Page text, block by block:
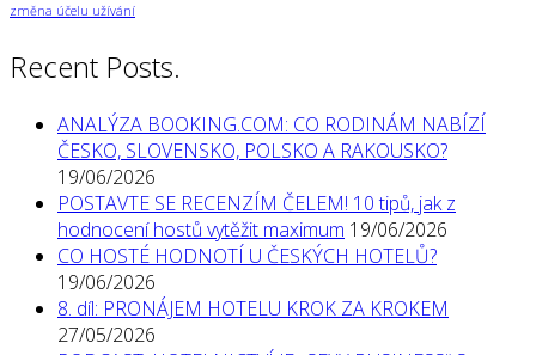
změna účelu užívání
Recent Posts.
ANALÝZA BOOKING.COM: CO RODINÁM NABÍZÍ
ČESKO, SLOVENSKO, POLSKO A RAKOUSKO?
19/06/2026
POSTAVTE SE RECENZÍM ČELEM! 10 tipů, jak z
hodnocení hostů vytěžit maximum 19/06/2026
CO HOSTÉ HODNOTÍ U ČESKÝCH HOTELŮ?
19/06/2026
8. díl: PRONÁJEM HOTELU KROK ZA KROKEM
27/05/2026